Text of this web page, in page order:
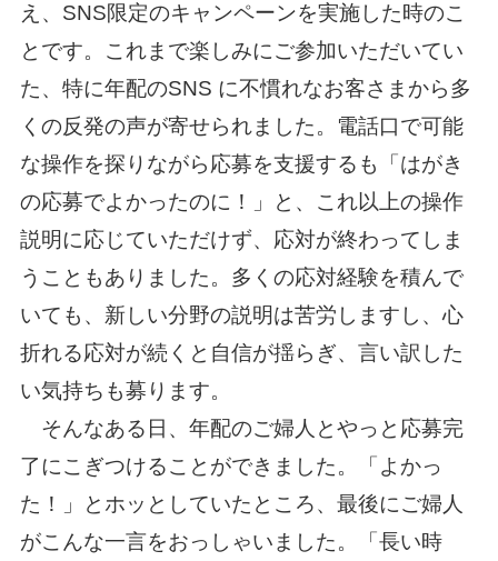
え、SNS限定のキャンペーンを実施した時のこ
とです。これまで楽しみにご参加いただいてい
た、特に年配のSNS に不慣れなお客さまから多
くの反発の声が寄せられました。電話口で可能
な操作を探りながら応募を支援するも「はがき
の応募でよかったのに！」と、これ以上の操作
説明に応じていただけず、応対が終わってしま
うこともありました。多くの応対経験を積んで
いても、新しい分野の説明は苦労しますし、心
折れる応対が続くと自信が揺らぎ、言い訳した
い気持ちも募ります。
そんなある日、年配のご婦人とやっと応募完
了にこぎつけることができました。「よかっ
た！」とホッとしていたところ、最後にご婦人
がこんな一言をおっしゃいました。「長い時